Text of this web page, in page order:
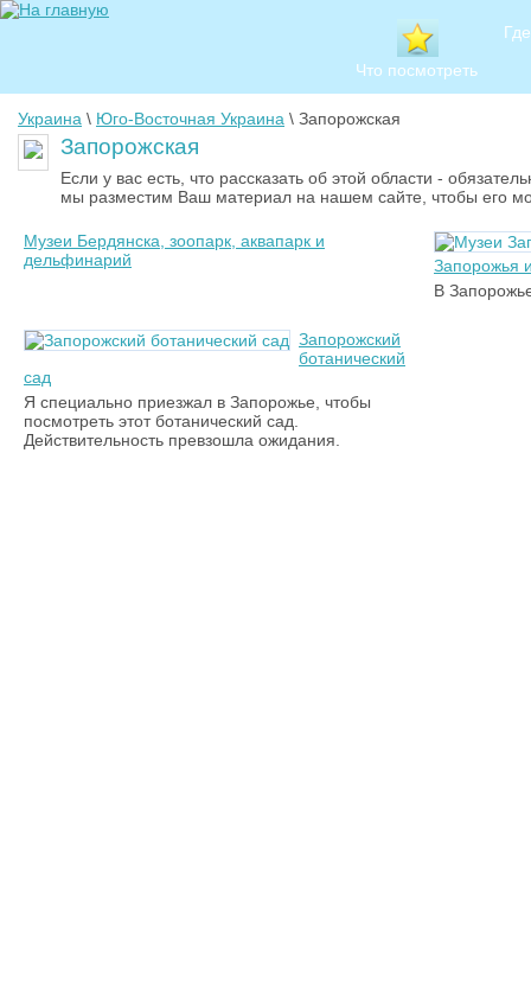
Что посмотреть
Украина \ Юго-Восточная Украина \ Запорожская
Запорожская
Если у вас есть, что рассказать об этой области -
мы разместим Ваш материал на нашем сайте, чтобы его
Музеи Бердянска, зоопарк, аквапарк и
дельфинарий
Запорожья
В
Запорожский
ботанический
сад
Я специально приезжал в Запорожье, чтобы
посмотреть этот ботанический сад.
Действительность превзошла ожидания.